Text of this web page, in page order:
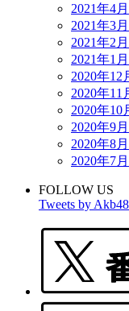
2021年4月
2021年3月
2021年2月
2021年1月
2020年12
2020年11
2020年10
2020年9月
2020年8月
2020年7月
FOLLOW US
Tweets by